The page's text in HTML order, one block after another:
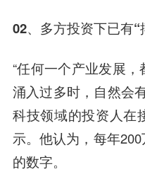
02、多方投资下已有“
“任何一个产业发展
涌入过多时，自然会
科技领域的投资人在
示。他认为，每年
的数字。